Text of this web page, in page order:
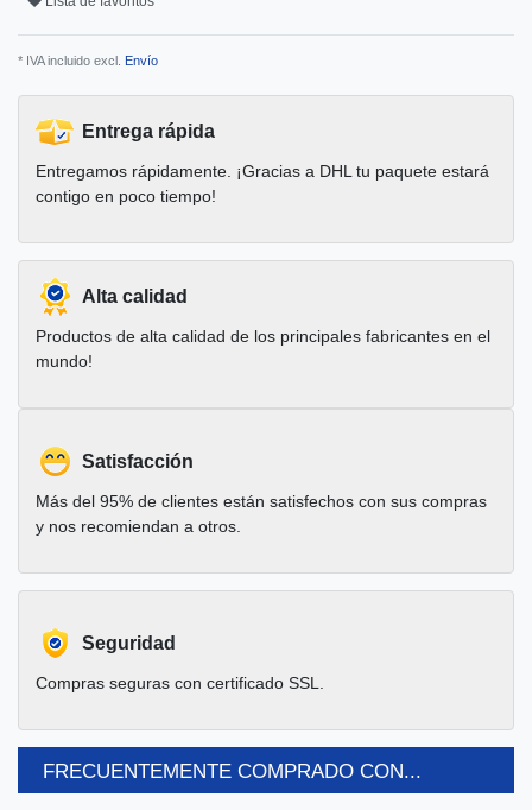
* IVA incluido excl. Envío
Entrega rápida
Entregamos rápidamente. ¡Gracias a DHL tu paquete estará
contigo en poco tiempo!
Alta calidad
Productos de alta calidad de los principales fabricantes en el
mundo!
Satisfacción
Más del 95% de clientes están satisfechos con sus compras
y nos recomiendan a otros.
Seguridad
Compras seguras con certificado SSL.
FRECUENTEMENTE COMPRADO CON...